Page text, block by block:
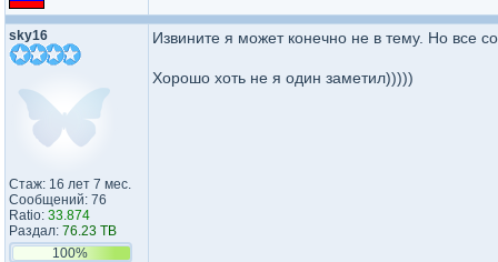
sky16
Стаж: 16 лет 7 мес.
Сообщений: 76
Ratio: 33.874
Раздал: 76.23 TB
100%
Извините я может конечно не в тему. Но все
Хорошо хоть не я один заметил)))))